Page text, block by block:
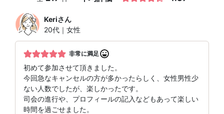
Keriさん
20代｜女性
非常に満足
初めて参加させて頂きました。
今回急なキャンセルの方が多かったらしく、女性男性少
ない人数でしたが、楽しかったです。
司会の進行や、プロフィールの記入などもあって楽しい
時間を過ごせました。